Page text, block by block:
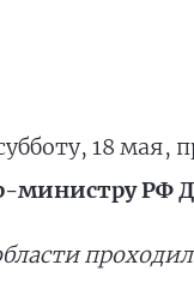
18 мая,
министру РФ